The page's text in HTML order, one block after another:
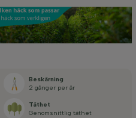
Beskärning
2 gånger per år
Täthet
Genomsnittlig täthet